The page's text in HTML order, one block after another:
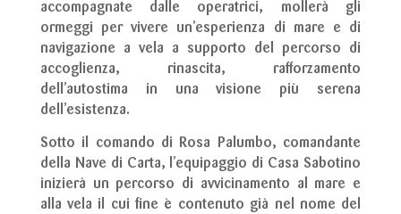
accompagnate dalle operatrici, mollerà gli
ormeggi per vivere un’esperienza di mare e di
navigazione a vela a supporto del percorso di
accoglienza, rinascita, rafforzamento
dell’autostima in una visione più serena
dell’esistenza.
Sotto il comando di Rosa Palumbo, comandante
della Nave di Carta, l’equipaggio di Casa Sabotino
inizierà un percorso di avvicinamento al mare e
alla vela il cui fine è contenuto già nel nome del